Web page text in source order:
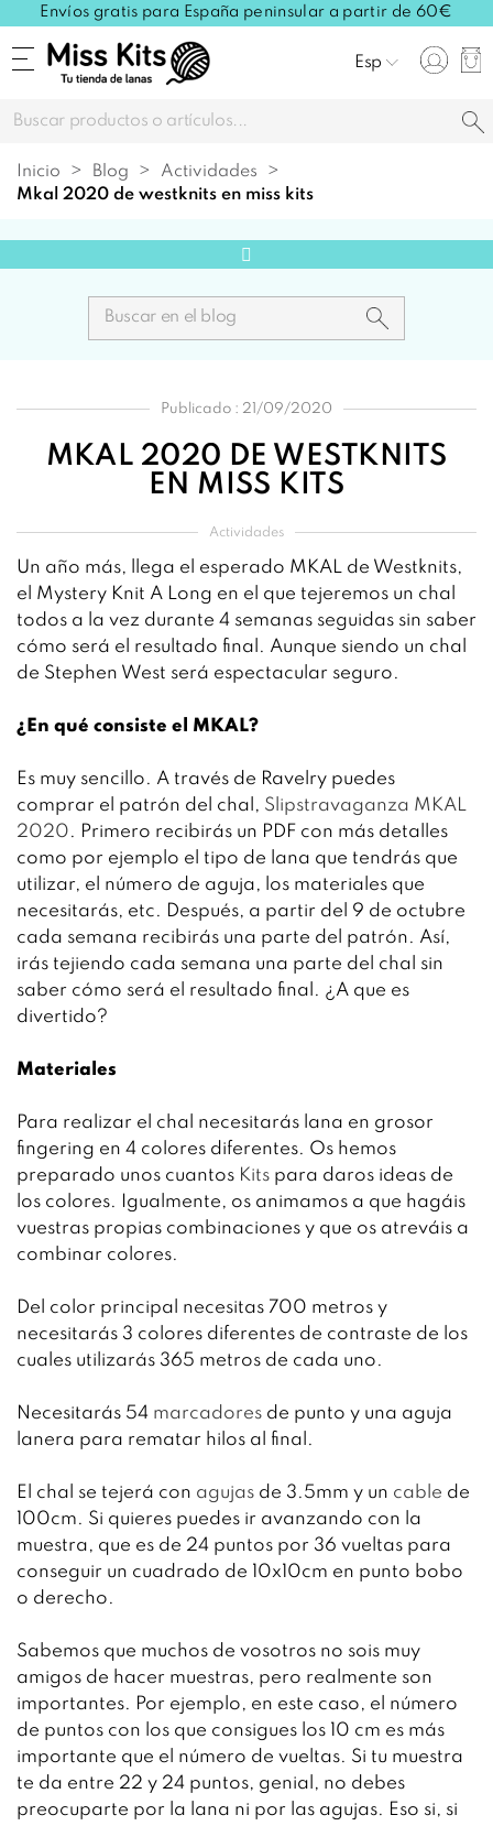
Envíos gratis para España peninsular a partir de 60€
Esp
Inicio Blog
Actividades
mkal 2020 de westknits en miss kits
Publicado : 21/09/2020
MKAL 2020 DE WESTKNITS
EN MISS KITS
Actividades
Un año más, llega el esperado MKAL de Westknits,
el Mystery Knit A Long en el que tejeremos un chal
todos a la vez durante 4 semanas seguidas sin saber
cómo será el resultado final. Aunque siendo un chal
de Stephen West será espectacular seguro.
¿En qué consiste el MKAL?
Es muy sencillo. A través de Ravelry puedes
comprar el patrón del chal, Slipstravaganza MKAL
2020. Primero recibirás un PDF con más detalles
como por ejemplo el tipo de lana que tendrás que
utilizar, el número de aguja, los materiales que
necesitarás, etc. Después, a partir del 9 de octubre
cada semana recibirás una parte del patrón. Así,
irás tejiendo cada semana una parte del chal sin
saber cómo será el resultado final. ¿A que es
divertido?
Materiales
Para realizar el chal necesitarás lana en grosor
fingering en 4 colores diferentes. Os hemos
preparado unos cuantos Kits para daros ideas de
los colores. Igualmente, os animamos a que hagáis
vuestras propias combinaciones y que os atreváis a
combinar colores.
Del color principal necesitas 700 metros y
necesitarás 3 colores diferentes de contraste de los
cuales utilizarás 365 metros de cada uno.
Necesitarás 54 marcadores de punto y una aguja
lanera para rematar hilos al final.
El chal se tejerá con agujas de 3.5mm y un cable de
100cm. Si quieres puedes ir avanzando con la
muestra, que es de 24 puntos por 36 vueltas para
conseguir un cuadrado de 10x10cm en punto bobo
o derecho.
Sabemos que muchos de vosotros no sois muy
amigos de hacer muestras, pero realmente son
importantes. Por ejemplo, en este caso, el número
de puntos con los que consigues los 10 cm es más
importante que el número de vueltas. Si tu muestra
te da entre 22 y 24 puntos, genial, no debes
preocuparte por la lana ni por las agujas. Eso si, si